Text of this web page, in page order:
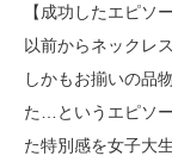
【成功したエピソー
以前からネックレ
しかもお揃いの品
た…というエピソ
た特別感を女子大